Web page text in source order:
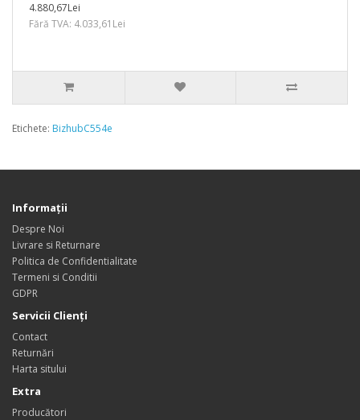
4.880,67Lei
Fără TVA: 4.033,61Lei
Etichete: BizhubC554e
Informaţii
Despre Noi
Livrare si Returnare
Politica de Confidentialitate
Termeni si Conditii
GDPR
Servicii Clienţi
Contact
Returnări
Harta sitului
Extra
Producători